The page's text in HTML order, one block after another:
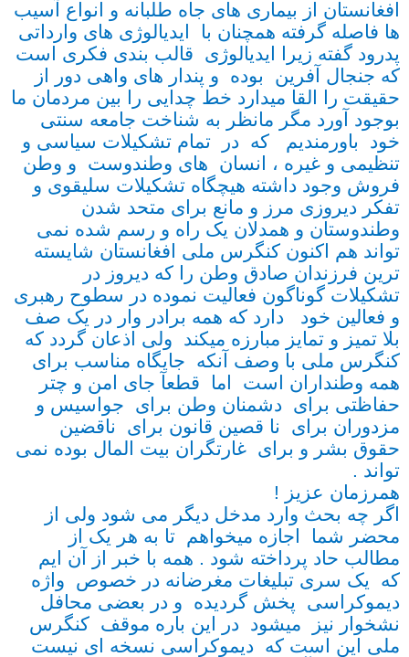
افغانستان از بیماری های جاه طلبانه و انواع آسیب
ها فاصله گرفته همچنان با ایدیالوژی های وارداتی
پدرود گفته زیرا ایدیالوژی قالب بندی فکری است
که جنجال آفرین بوده و پندار های واهی دور از
حقیقت را القا میدارد خط چدایی را بین مردمان ما
بوجود آورد مگر مانظر به شناخت جامعه سنتی
خود باورمندیم که در تمام تشکیلات سیاسی و
تنظیمی و غیره ،
انسان های وطندوست و وطن
فروش وجود داشته هیچگاه تشکیلات سلیقوی و
تفکر دیروزی مرز و مانع برای متحد شدن
وطندوستان و همدلان یک راه و رسم شده نمی
تواند هم اکنون کنگرس ملی افغانستان شایسته
ترین فرزندان صادق وطن را که دیروز در
تشکیلات گوناگون فعالیت نموده در سطوح رهبری
و فعالین خود دارد که همه برادر وار در یک صف
بلا تمیز و تمایز مبارزه میکند ولی اذعان گردد که
کنگرس ملی با وصف آنکه جایگاه مناسب برای
همه وطنداران است اما قطعآ جای امن و چتر
حفاظتی برای دشمنان وطن برای جواسیس و
مزدوران برای نا قصین قانون برای ناقضین
حقوق بشر و برای غارتگران بیت المال بوده نمی
تواند .
همرزمان عزیز !
اگر چه بحث وارد مدخل دیگر می شود ولی از
محضر شما اجازه میخواهم تا به هر یک از
مطالب حاد پرداخته شود . همه با خبر از آن ایم
که یک سری تبلیغات مغرضانه در خصوص واژه
دیموکراسی پخش گردیده و در بعضی محافل
نشخوار نیز میشود در این باره موقف کنگرس
ملی این است که دیموکراسی نسخه ای نیست